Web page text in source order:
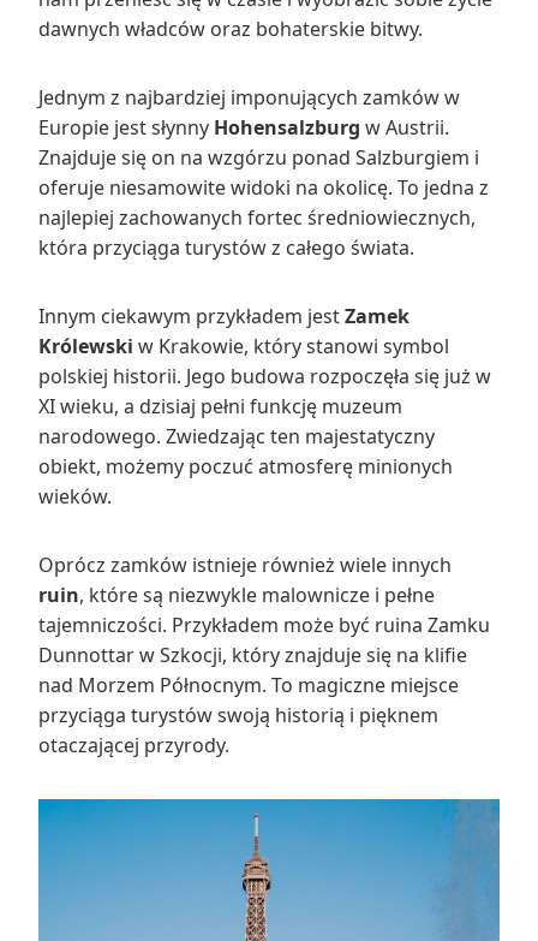
dawnych władców oraz bohaterskie bitwy.
Jednym z najbardziej imponujących zamków w
Europie jest słynny Hohensalzburg w Austrii.
Znajduje się on na wzgórzu ponad Salzburgiem i
oferuje niesamowite widoki na okolicę. To jedna z
najlepiej zachowanych fortec średniowiecznych,
która przyciąga turystów z całego świata.
Innym ciekawym przykładem jestZamek
Królewski w Krakowie, który stanowi symbol
polskiej historii. Jego budowa rozpoczęła się już w
XI wieku, a dzisiaj pełni funkcję muzeum
narodowego. Zwiedzając ten majestatyczny
obiekt, możemy poczuć atmosferę minionych
wieków.
Oprócz zamków istnieje również wiele innych
ruin, które są niezwykle malownicze i pełne
tajemniczości. Przykładem może być ruina Zamku
Dunnottar w Szkocji, który znajduje się na klifie
nad Morzem Północnym. To magiczne miejsce
przyciąga turystów swoją historią i pięknem
otaczającej przyrody.